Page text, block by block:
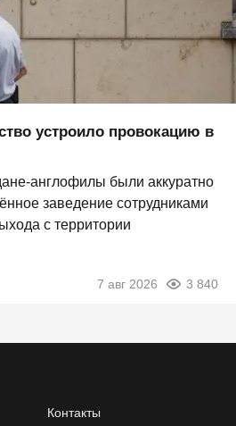
устроило провокацию в
англофилы были аккуратно
заведение сотрудниками
с территории
7 авг 2026 3 840
Контакты